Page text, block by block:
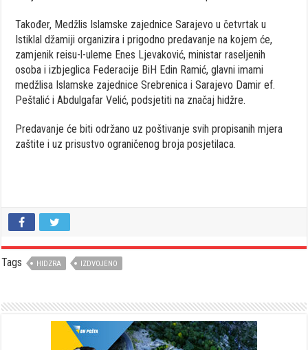
Također, Medžlis Islamske zajednice Sarajevo u četvrtak u
Istiklal džamiji organizira i prigodno predavanje na kojem će,
zamjenik reisu-l-uleme Enes Ljevaković, ministar raseljenih
osoba i izbjeglica Federacije BiH Edin Ramić, glavni imami
medžlisa Islamske zajednice Srebrenica i Sarajevo Damir ef.
Peštalić i Abdulgafar Velić, podsjetiti na značaj hidžre.
Predavanje će biti održano uz poštivanje svih propisanih mjera
zaštite i uz prisustvo ograničenog broja posjetilaca.
Tags HIDZRA IZDVOJENO